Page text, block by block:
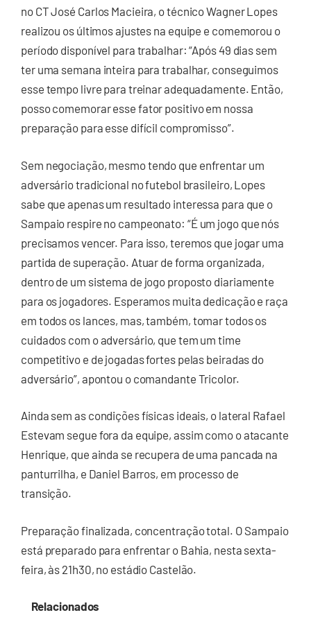
no CT José Carlos Macieira, o técnico Wagner Lopes
realizou os últimos ajustes na equipe e comemorou o
período disponível para trabalhar: “Após 49 dias sem
ter uma semana inteira para trabalhar, conseguimos
esse tempo livre para treinar adequadamente. Então,
posso comemorar esse fator positivo em nossa
preparação para esse difícil compromisso”.
Sem negociação, mesmo tendo que enfrentar um
adversário tradicional no futebol brasileiro, Lopes
sabe que apenas um resultado interessa para que o
Sampaio respire no campeonato: “É um jogo que nós
precisamos vencer. Para isso, teremos que jogar uma
partida de superação. Atuar de forma organizada,
dentro de um sistema de jogo proposto diariamente
para os jogadores. Esperamos muita dedicação e raça
em todos os lances, mas, também, tomar todos os
cuidados com o adversário, que tem um time
competitivo e de jogadas fortes pelas beiradas do
adversário”, apontou o comandante Tricolor.
Ainda sem as condições físicas ideais, o lateral Rafael
Estevam segue fora da equipe, assim como o atacante
Henrique, que ainda se recupera de uma pancada na
panturrilha, e Daniel Barros, em processo de
transição.
Preparação finalizada, concentração total. O Sampaio
está preparado para enfrentar o Bahia, nesta sexta-
feira, às 21h30, no estádio Castelão.
Relacionados